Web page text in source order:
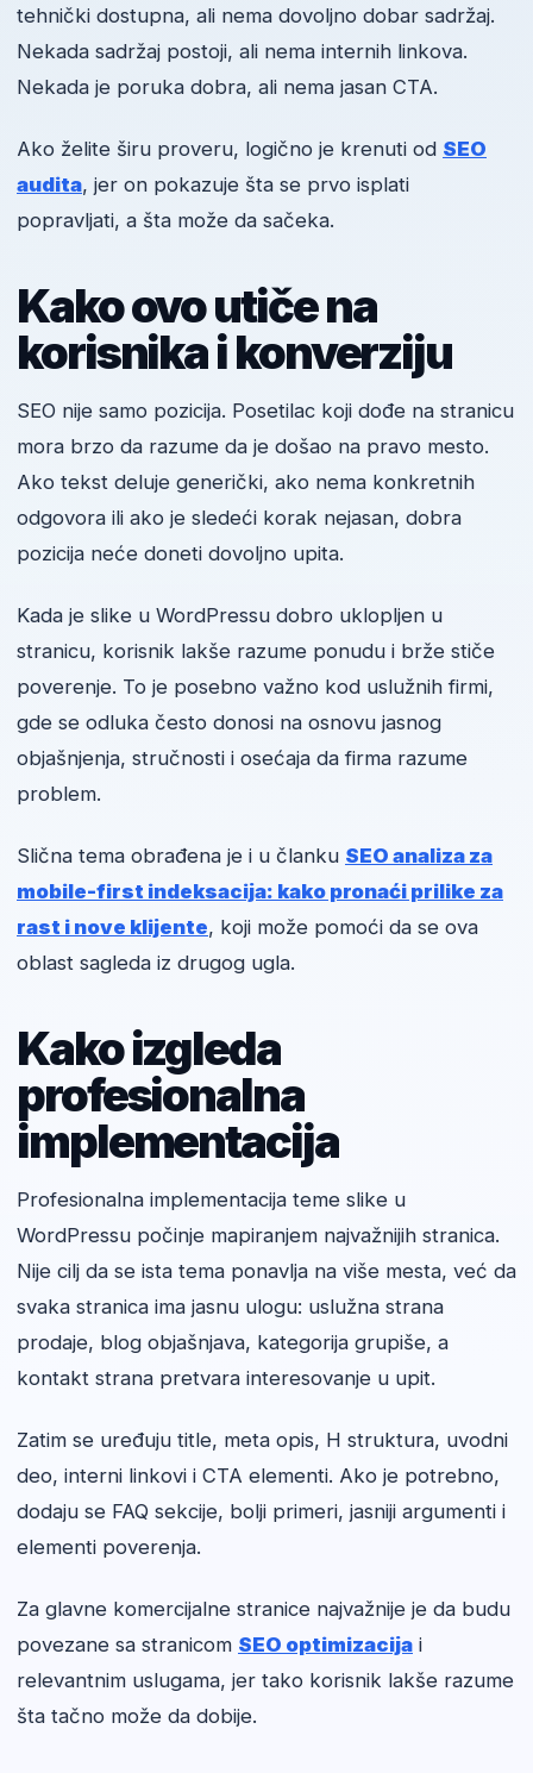
tehnički dostupna, ali nema dovoljno dobar sadržaj.
Nekada sadržaj postoji, ali nema internih linkova.
Nekada je poruka dobra, ali nema jasan CTA.
Ako želite širu proveru, logično je krenuti od SEO
audita, jer on pokazuje šta se prvo isplati
popravljati, a šta može da sačeka.
Kako ovo utiče na
korisnika i konverziju
SEO nije samo pozicija. Posetilac koji dođe na stranicu
mora brzo da razume da je došao na pravo mesto.
Ako tekst deluje generički, ako nema konkretnih
odgovora ili ako je sledeći korak nejasan, dobra
pozicija neće doneti dovoljno upita.
Kada je slike u WordPressu dobro uklopljen u
stranicu, korisnik lakše razume ponudu i brže stiče
poverenje. To je posebno važno kod uslužnih firmi,
gde se odluka često donosi na osnovu jasnog
objašnjenja, stručnosti i osećaja da firma razume
problem.
Slična tema obrađena je i u članku SEO analiza za
mobile-first indeksacija: kako pronaći prilike za
rast i nove klijente, koji može pomoći da se ova
oblast sagleda iz drugog ugla.
Kako izgleda
profesionalna
implementacija
Profesionalna implementacija teme slike u
WordPressu počinje mapiranjem najvažnijih stranica.
Nije cilj da se ista tema ponavlja na više mesta, već da
svaka stranica ima jasnu ulogu: uslužna strana
prodaje, blog objašnjava, kategorija grupiše, a
kontakt strana pretvara interesovanje u upit.
Zatim se uređuju title, meta opis, H struktura, uvodni
deo, interni linkovi i CTA elementi. Ako je potrebno,
dodaju se FAQ sekcije, bolji primeri, jasniji argumenti i
elementi poverenja.
Za glavne komercijalne stranice najvažnije je da budu
povezane sa stranicom SEO optimizacija i
relevantnim uslugama, jer tako korisnik lakše razume
šta tačno može da dobije.